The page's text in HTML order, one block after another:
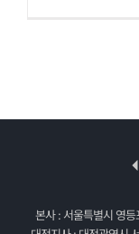
본사 : 서울특별시 영